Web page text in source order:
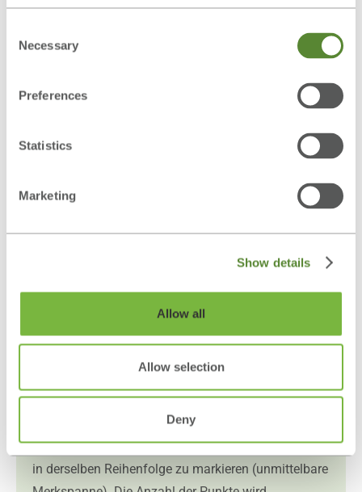
Selection
Necessary
Preferences
Statistics
Marketing
Show details
Allow all
Allow selection
Deny
Sprachen
Messung der visuell-räumlichen
Gedächtnisfunktionen (visuell
Auf dem Bildschirm sind zehn Punkte kreisförmig
angeordnet. Punkte an verschiedenen Positionen
leuchten nacheinander auf. Aufgabe ist, die Punkte
in derselben Reihenfolge zu markieren (unmittelbare